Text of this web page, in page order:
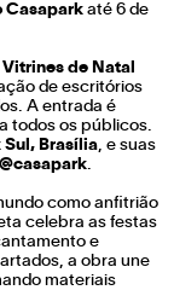
Casapark até 6 de
Vitrines de Natal
de escritórios
A entrada é
todos os públicos.
Sul, Brasília, e suas
@casapark.
como anfitrião
celebra as festas
e
a obra une
materiais